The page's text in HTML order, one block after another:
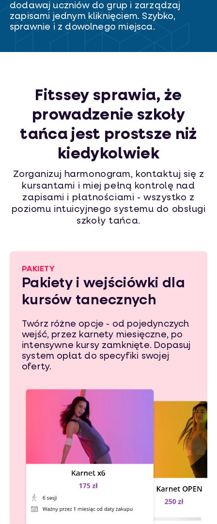
dodawaj uczniów do grup i zarządzaj
zapisami jednym kliknięciem. Szybko,
sprawnie i z dowolnego miejsca.
Fitssey sprawia, że
prowadzenie szkoły
tańca jest prostsze niż
kiedykolwiek
Zorganizuj harmonogram, kontaktuj się z
kursantami i miej pełną kontrolę nad
zapisami i płatnościami - wszystko z
poziomu intuicyjnego systemu do obsługi
szkoły tańca.
PAKIETY
Pakiety i wejściówki dla
kursów tanecznych
Twórz różne opcje - od pojedynczych
wejść, przez karnety miesięczne, po
intensywne kursy zamknięte. Dopasuj
system opłat do specyfiki swojej
oferty.